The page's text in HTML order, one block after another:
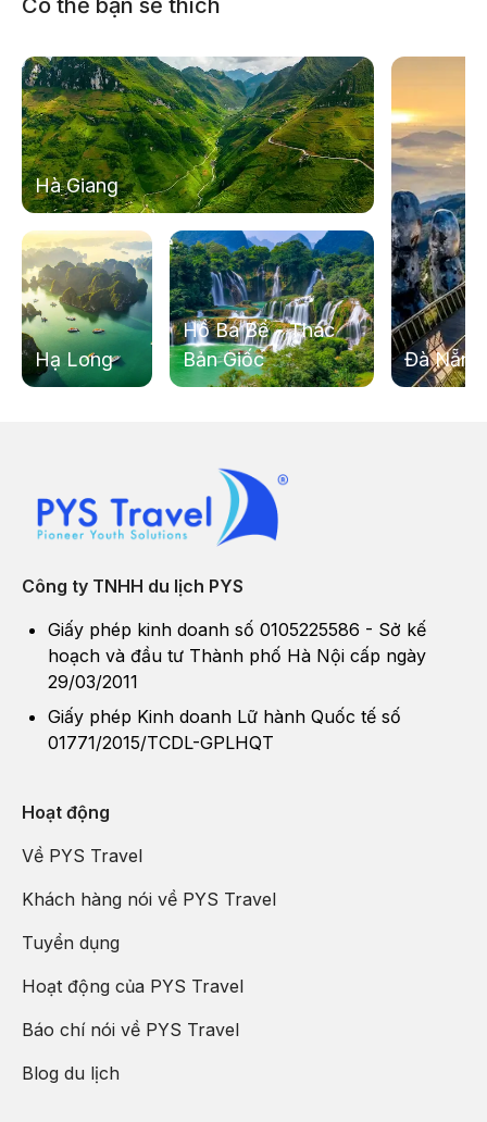
Sau đó quý khách sẽ ghé ăn tối tại nhà hàng địa
phương
Sau khi ăn xong, xe và hướng dẫn viên sẽ dẫn quý
khách về lại khách sạn. Quý khách tự do khám phá
thành phố Pleiku về đêm.
Hà Giang
Đà Nẵng
Hạ Long
Hồ Ba Bể - Thác
Bản Giốc
Công ty TNHH du lịch PYS
Giấy phép kinh doanh số 0105225586 - Sở kế
hoạch và đầu tư Thành phố Hà Nội cấp ngày
29/03/2011
Giấy phép Kinh doanh Lữ hành Quốc tế số
01771/2015/TCDL-GPLHQT
Hoạt động
Về PYS Travel
Khách hàng nói về PYS Travel
Tuyển dụng
Hoạt động của PYS Travel
Báo chí nói về PYS Travel
Blog du lịch